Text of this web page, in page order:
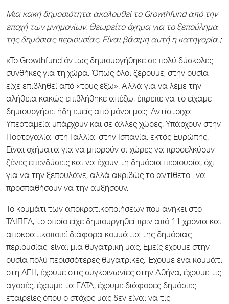
Μια κακή δημοσιότητα ακολουθεί το Growthfund από την
εποχή των μνημονίων. Θεωρείτο όχημα για το ξεπούλημα
της δημόσιας περιουσίας. Είναι βάσιμη αυτή η κατηγορία ;
«Το Growthfund όντως δημιουργήθηκε σε πολύ δύσκολες
συνθήκες για τη χώρα. Όπως όλοι ξέρουμε, στην ουσία
είχε επιβληθεί από «τους έξω». Αλλά για να λέμε την
αλήθεια κακώς επιβλήθηκε απέξω, έπρεπε να το είχαμε
δημιουργήσει ήδη εμείς από μόνοι μας. Αντίστοιχα
Υπερταμεία υπάρχουν και σε άλλες χώρες. Υπάρχουν στην
Πορτογαλία, στη Γαλλία, στην Ισπανία, εκτός Ευρώπης.
Είναι οχήματα για να μπορούν οι χώρες να προσελκύουν
ξένες επενδύσεις και να έχουν τη δημόσια περιουσία, όχι
για να την ξεπουλάνε, αλλά ακριβώς το αντίθετο : να
προσπαθήσουν να την αυξήσουν.
Το κομμάτι των αποκρατικοποιήσεων που ανήκει στο
ΤΑΙΠΕΔ, το οποίο είχε δημιουργηθεί πριν από 11 χρόνια και
αποκρατικοποιεί διάφορα κομμάτια της δημόσιας
περιουσίας, είναι μια θυγατρική μας. Εμείς έχουμε στην
ουσία πολύ περισσότερες θυγατρικές. Έχουμε ένα κομμάτι
στη ΔΕΗ, έχουμε στις συγκοινωνίες στην Αθήνα, έχουμε τις
αγορές, έχουμε τα ΕΛΤΑ, έχουμε διάφορες δημόσιες
εταιρείες όπου ο στόχος μας δεν είναι να τις